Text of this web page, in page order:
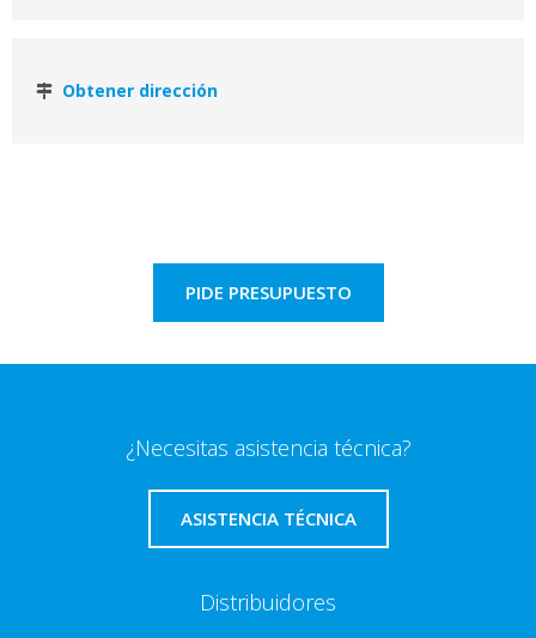
Obtener dirección
PIDE PRESUPUESTO
¿Necesitas asistencia técnica?
ASISTENCIA TÉCNICA
Distribuidores